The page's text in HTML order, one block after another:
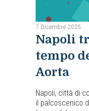
7 Dicembre 2025
Napoli
tempo
Aorta
Napoli, città di
il palcoscenico